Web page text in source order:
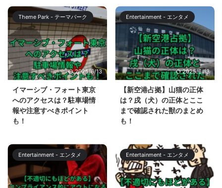
ートナーとなったことで実現する
特別なツアーについても解説しま
す。 【ドジャ ...
と世界が終わる日に】 2024年2
月9日より【君と世界が終わる日
に】シーズン5が、Huluで独占配
信されています。2024年2月23
日に配信開始された第3話では、
レジスタンスのリーダーとして坪
井が登場しました。 そして、第3
話で結月が無線で会話していた相
ーズン5は、全5話と発表されて
いるため、残りは2話。最終話に
向かってどのようにドラマが展開
するのか、考察しました。 【君
の相手は？ ...
る」第5話で、純子が進路指導の
教師との面談で、お前の偏差値で
入れる大学はこの世にないと言わ
れ、裏口でもいいからフェリスに
入りたいという不適切な発言があ
りました。 この記事では、「不
適切にもほどがある」第5話で純
子が大学に入りたい理由として、
進路指導の教師に話していた、大
学行かなきゃ、ミスキャンパスに
もなれねぇし、オールナイトフジ
にも出れねぇしという発言につい
て解説します。 【不適切にもほ
る理由は？ 「不適切にもほどが
ある」の昭和の時代設定となって
...
Theme Park - テーマパーク
2025/6/13
イマーシブ・フォート東京
へのアクセスは？駐車場情
報や注意すべきポイント
も！
マパーク、イマーシブ・フォート
東京。 世界初となる完全没入体
験を提供する施設で、アトラクシ
ョンやレストラン、ショップなど
で自分が物語の主人公になれると
Entertainment - エンタメ
2025/6/13
【新空港占拠】山猫の正体
は？戌（犬）の正体とここ
まで確認された獣のまとめ
も！
に第6話が放送されました。 新空
港占拠では、獣の正体が明らかに
なる一方で、獣の最大のターゲッ
トである山猫が誰なのかが話題に
なっています。 この記事では、
Entertainment - エンタメ Entertainment - エンタメ